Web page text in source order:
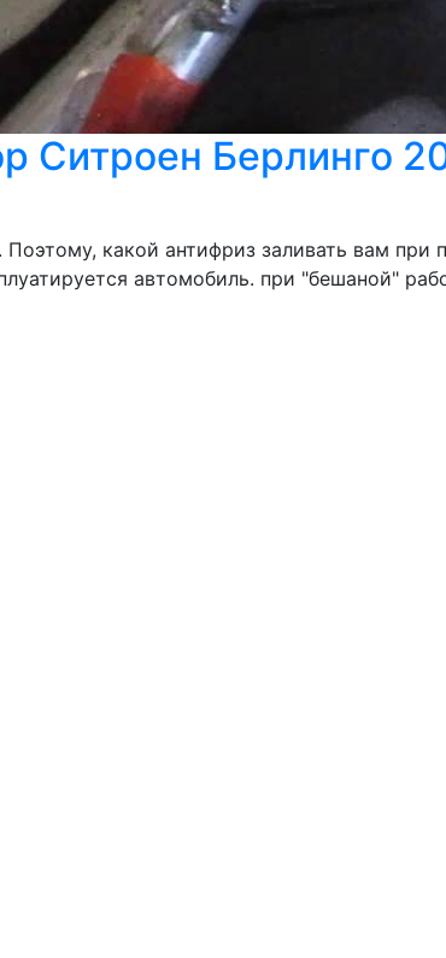
Ситроен Берлинго
какой антифриз заливать вам при
автомобиль. при "бешаной"